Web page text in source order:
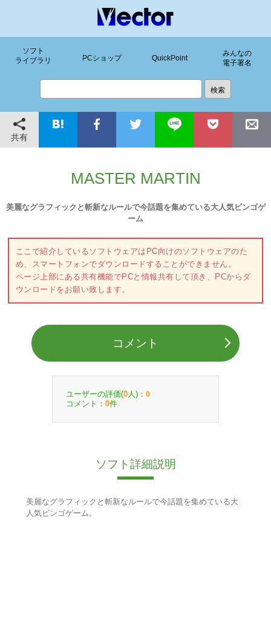
ソフト
ライブラリ
PCショップ QuickPoint
みんなの
電子署名
共有
MASTER MARTIN
美麗なグラフィックと斬新なルールで今話題を集めている大人気ビンゴゲ
ーム
ここで紹介しているソフトウェアはPC向けのソフトウェアのた
め、スマートフォンでダウンロードすることができません。
ページ上部にある共有機能でPCと情報共有して頂き、PCからダ
ウンロードをお願い致します。
コメント
ユーザーの評価(0 人)： 0
コメント： 0件
ソフト詳細説明
美麗なグラフィックと斬新なルールで今話題を集めている大
人気ビンゴゲーム。